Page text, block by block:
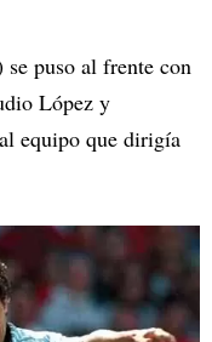
se puso al frente con
López y
equipo que dirigía